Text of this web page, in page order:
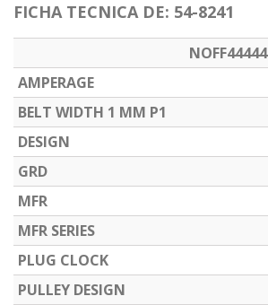
FICHA TECNICA DE: 54-8241
NOFF44444
AMPERAGE
BELT WIDTH 1 MM P1
DESIGN
GRD
MFR
MFR SERIES
PLUG CLOCK
PULLEY DESIGN